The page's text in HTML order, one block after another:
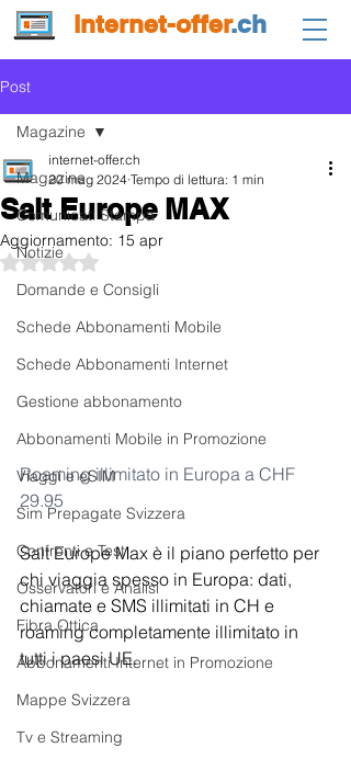
internet-offer.ch
Post
Magazine
Comunicati Stampa
Notizie
Domande e Consigli
Schede Abbonamenti Mobile
Schede Abbonamenti Internet
Gestione abbonamento
Abbonamenti Mobile in Promozione
Viaggi e eSIM
Sim Prepagate Svizzera
Confronti e Test
Osservatori e Analisi
Fibra Ottica
Abbonamenti Internet in Promozione
Mappe Svizzera
Tv e Streaming
Magazine
Salt Europe MAX
internet-offer.ch
20 mag 2024 Tempo di lettura: 1 min
Aggiornamento: 15 apr
Valutazione NaN stelle su 5.
Roaming illimitato in Europa a CHF
29.95
Salt Europe Max è il piano perfetto per
chi viaggia spesso in Europa: dati,
chiamate e SMS illimitati in CH e
roaming completamente illimitato in
tutti i paesi UE.